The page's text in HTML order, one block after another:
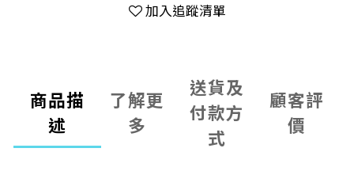
加入追蹤清單
商品描
述
了解更
多
送貨及
付款方
式
顧客評
價